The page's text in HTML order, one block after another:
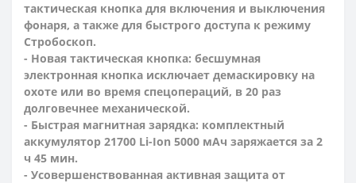
тактическая кнопка для включения и выключения
фонаря, а также для быстрого доступа к режиму
Стробоскоп.
- Новая тактическая кнопка: бесшумная
электронная кнопка исключает демаскировку на
охоте или во время спецопераций, в 20 раз
долговечнее механической.
- Быстрая магнитная зарядка: комплектный
аккумулятор 21700 Li-Ion 5000 мАч заряжается за 2
ч 45 мин.
- Усовершенствованная активная защита от